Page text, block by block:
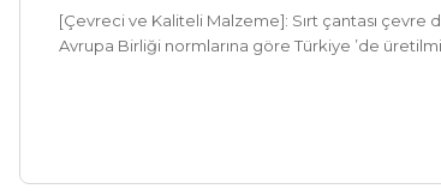
[Çevreci ve Kaliteli Malzeme]: Sırt çantası çevre
Avrupa Birliği normlarına göre Türkiye ’de